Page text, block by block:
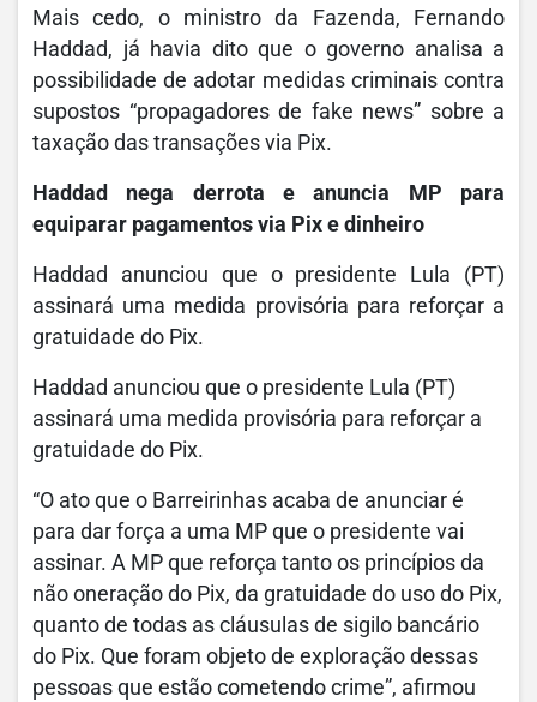
Mais cedo, o ministro da Fazenda, Fernando
Haddad, já havia dito que o governo analisa a
possibilidade de adotar medidas criminais contra
supostos “propagadores de fake news” sobre a
taxação das transações via Pix.
Haddad nega derrota e anuncia MP para
equiparar pagamentos via Pix e dinheiro
Haddad anunciou que o presidente Lula (PT)
assinará uma medida provisória para reforçar a
gratuidade do Pix.
Haddad anunciou que o presidente Lula (PT)
assinará uma medida provisória para reforçar a
gratuidade do Pix.
“O ato que o Barreirinhas acaba de anunciar é
para dar força a uma MP que o presidente vai
assinar. A MP que reforça tanto os princípios da
não oneração do Pix, da gratuidade do uso do Pix,
quanto de todas as cláusulas de sigilo bancário
do Pix. Que foram objeto de exploração dessas
pessoas que estão cometendo crime”, afirmou